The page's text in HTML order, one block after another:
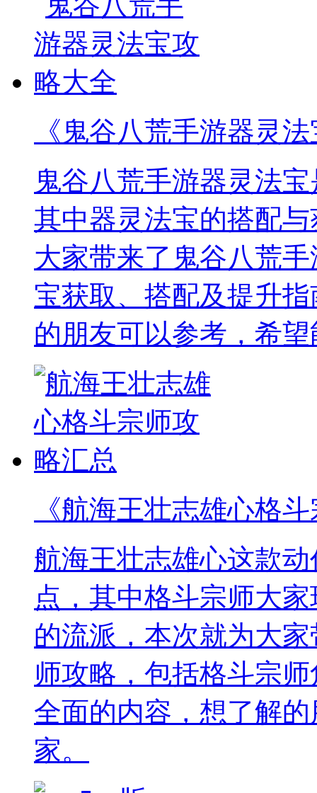
《鬼谷八荒手游器灵
鬼谷八荒手游器灵法
其中器灵法宝的搭配
大家带来了鬼谷八荒
宝获取、搭配及提升
的朋友可以参考，希
《航海王壮志雄心格
航海王壮志雄心这款
点，其中格斗宗师大
的流派，本次就为大
师攻略，包括格斗宗
全面的内容，想了解
家。